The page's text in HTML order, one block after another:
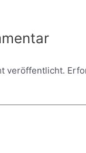
veröffentlicht.